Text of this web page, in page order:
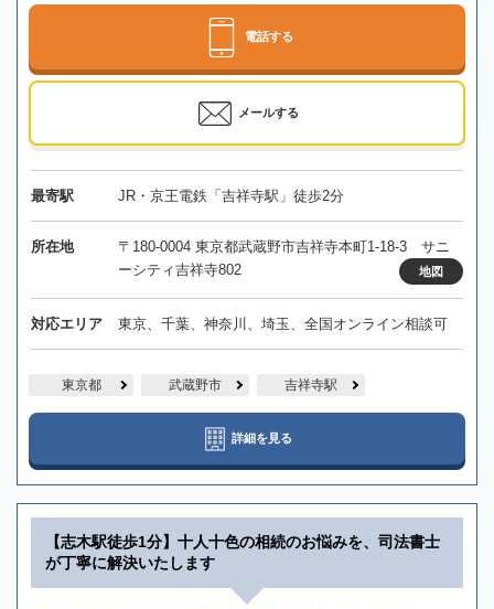
電話する
メールする
最寄駅 JR・京王電鉄「吉祥寺駅」徒歩2分
所在地
〒180-0004 東京都武蔵野市吉祥寺本町1-18-3 サニ
ーシティ吉祥寺802
地図
対応エリア 東京、千葉、神奈川、埼玉、全国オンライン相談可
東京都 武蔵野市 吉祥寺駅
詳細を見る
【志木駅徒歩1分】十人十色の相続のお悩みを、司法書士
が丁寧に解決いたします